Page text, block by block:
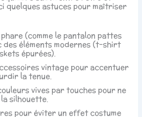
quelques astuces pour maîtriser
(comme le pantalon pattes
des éléments modernes (t-shirt
épurées).
vintage pour accentuer
la tenue.
vives par touches pour ne
silhouette.
pour éviter un effet costume